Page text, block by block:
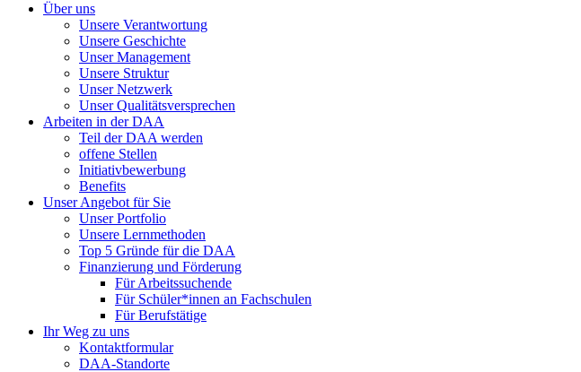
Über uns
Unsere Verantwortung
Unsere Geschichte
Unser Management
Unsere Struktur
Unser Netzwerk
Unser Qualitätsversprechen
Arbeiten in der DAA
Teil der DAA werden
offene Stellen
Initiativbewerbung
Benefits
Unser Angebot für Sie
Unser Portfolio
Unsere Lernmethoden
Top 5 Gründe für die DAA
Finanzierung und Förderung
Für Arbeitssuchende
Für Schüler*innen an Fachschulen
Für Berufstätige
Ihr Weg zu uns
Kontaktformular
DAA-Standorte